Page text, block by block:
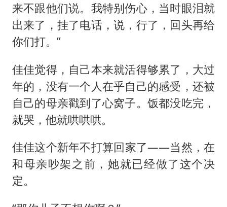
来不跟他们说。我特别伤心，当时眼泪就
出来了，挂了电话，说，行了，回头再给
你们打。”
佳佳觉得，自己本来就活得够累了，大过
年的，没有一个人在乎自己的感受，还被
自己的母亲戳到了心窝子。饭都没吃完，
就哭，他就哄哄哄。
佳佳这个新年不打算回家了——当然，在
和母亲吵架之前，她就已经做了这个决
定。